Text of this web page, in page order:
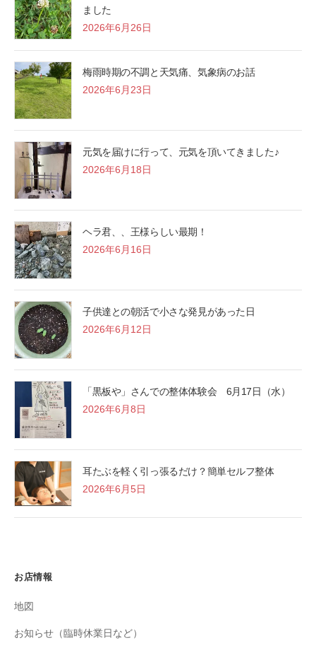
ました
2026年6月26日
梅雨時期の不調と天気痛、気象病のお話
2026年6月23日
元気を届けに行って、元気を頂いてきました♪
2026年6月18日
ヘラ君、、王様らしい最期！
2026年6月16日
子供達との朝活で小さな発見があった日
2026年6月12日
「黒板や」さんでの整体体験会 6月17日（水）
2026年6月8日
耳たぶを軽く引っ張るだけ？簡単セルフ整体
2026年6月5日
お店情報
地図
お知らせ（臨時休業日など）